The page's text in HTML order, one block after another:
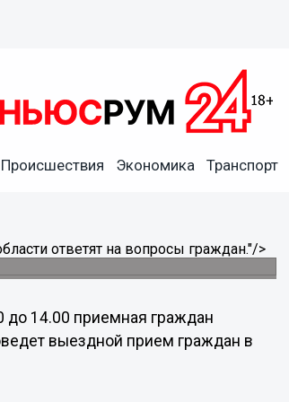
Происшествия Экономика Транспорт
ответят на вопросы граждан."/>
города
до 14.00 приемная граждан
выездной прием граждан в